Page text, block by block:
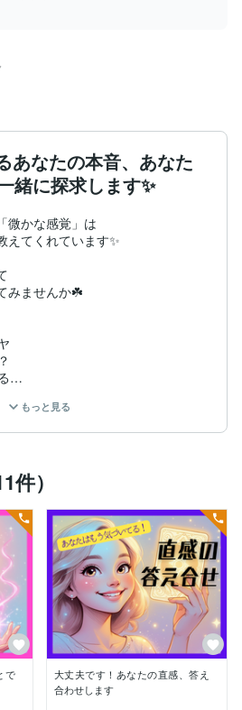
あなたの本音、あなた
緒に探求します✨
微かな感覚」は
えてくれています✨
みませんか☘️
る気がするけど分からない
通して、
フの声を感じ取り
伝えしています。
まな可能性__
のではなく、
ります✨
トや
もっと見る
）
で
大丈夫です！あなたの直感、答え
合わせします